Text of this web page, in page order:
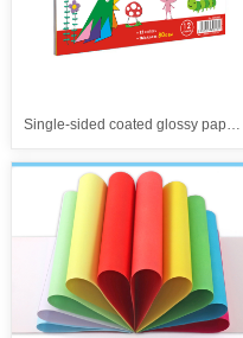
Single-sided coated glossy paper（HM2010、HM2011）